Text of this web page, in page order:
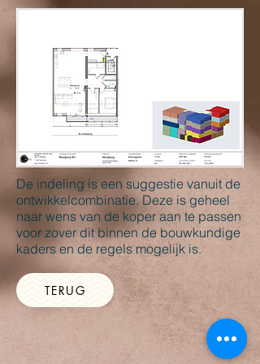
De indeling is een suggestie vanuit de
ontwikkelcombinatie. Deze is geheel
naar wens van de koper aan te passen
voor zover dit binnen de bouwkundige
kaders en de regels mogelijk is.
TERUG